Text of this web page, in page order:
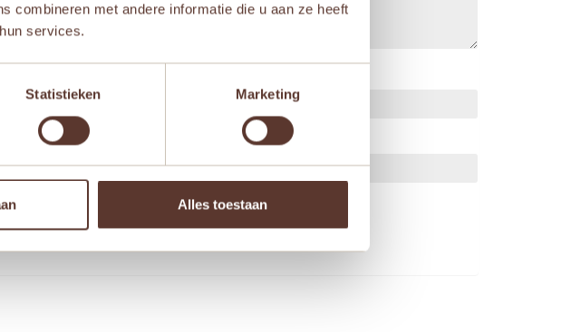
combineren met andere informatie die u aan ze heeft
services.
Statistieken Marketing
Alles toestaan
ik een reactie plaats.